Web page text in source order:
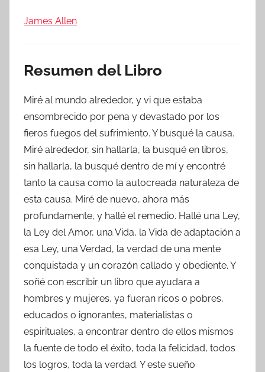
James Allen
Resumen del Libro
Miré al mundo alrededor, y vi que estaba
ensombrecido por pena y devastado por los
fieros fuegos del sufrimiento. Y busqué la causa.
Miré alrededor, sin hallarla, la busqué en libros,
sin hallarla, la busqué dentro de mí y encontré
tanto la causa como la autocreada naturaleza de
esta causa. Miré de nuevo, ahora más
profundamente, y hallé el remedio. Hallé una Ley,
la Ley del Amor, una Vida, la Vida de adaptación a
esa Ley, una Verdad, la verdad de una mente
conquistada y un corazón callado y obediente. Y
soñé con escribir un libro que ayudara a
hombres y mujeres, ya fueran ricos o pobres,
educados o ignorantes, materialistas o
espirituales, a encontrar dentro de ellos mismos
la fuente de todo el éxito, toda la felicidad, todos
los logros, toda la verdad. Y este sueño